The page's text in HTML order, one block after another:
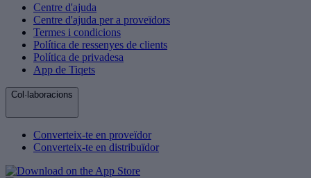
Centre d'ajuda
Centre d'ajuda per a proveïdors
Termes i condicions
Política de ressenyes de clients
Política de privadesa
App de Tiqets
Col·laboracions
Converteix-te en proveïdor
Converteix-te en distribuïdor